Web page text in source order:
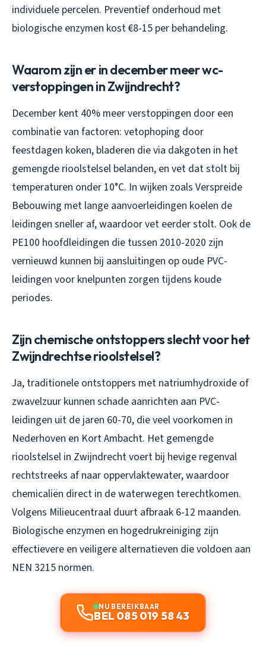
individuele percelen. Preventief onderhoud met
biologische enzymen kost €8-15 per behandeling.
Waarom zijn er in december meer wc-
verstoppingen in Zwijndrecht?
December kent 40% meer verstoppingen door een
combinatie van factoren: vetophoping door
feestdagen koken, bladeren die via dakgoten in het
gemengde rioolstelsel belanden, en vet dat stolt bij
temperaturen onder 10°C. In wijken zoals Verspreide
Bebouwing met lange aanvoerleidingen koelen de
leidingen sneller af, waardoor vet eerder stolt. Ook de
PE100 hoofdleidingen die tussen 2010-2020 zijn
vernieuwd kunnen bij aansluitingen op oude PVC-
leidingen voor knelpunten zorgen tijdens koude
periodes.
Zijn chemische ontstoppers slecht voor het
Zwijndrechtse rioolstelsel?
Ja, traditionele ontstoppers met natriumhydroxide of
zwavelzuur kunnen schade aanrichten aan PVC-
leidingen uit de jaren 60-70, die veel voorkomen in
Nederhoven en Kort Ambacht. Het gemengde
rioolstelsel in Zwijndrecht voert bij hevige regenval
rechtstreeks af naar oppervlaktewater, waardoor
chemicaliën direct in de waterwegen terechtkomen.
Volgens Milieucentraal duurt afbraak 6-12 maanden.
Biologische enzymen en hogedrukreiniging zijn
effectievere en veiligere alternatieven die voldoen aan
NEN 3215 normen.
NU BEREIKBAAR
BEL 085 019 58 43